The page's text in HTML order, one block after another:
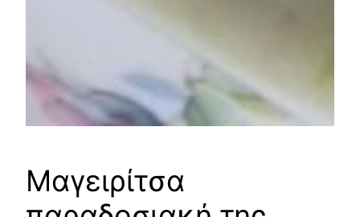
Μαγειρίτσα